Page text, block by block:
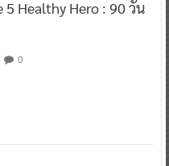
Healthy Hero : 90 วัน
0